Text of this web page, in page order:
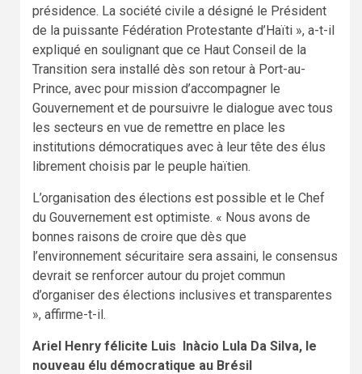
présidence. La société civile a désigné le Président
de la puissante Fédération Protestante d’Haïti », a-t-il
expliqué en soulignant que ce Haut Conseil de la
Transition sera installé dès son retour à Port-au-
Prince, avec pour mission d’accompagner le
Gouvernement et de poursuivre le dialogue avec tous
les secteurs en vue de remettre en place les
institutions démocratiques avec à leur tête des élus
librement choisis par le peuple haïtien.
L’organisation des élections est possible et le Chef
du Gouvernement est optimiste. « Nous avons de
bonnes raisons de croire que dès que
l’environnement sécuritaire sera assaini, le consensus
devrait se renforcer autour du projet commun
d’organiser des élections inclusives et transparentes
», affirme-t-il.
Ariel Henry félicite Luis Inàcio Lula Da Silva, le
nouveau élu démocratique au Brésil